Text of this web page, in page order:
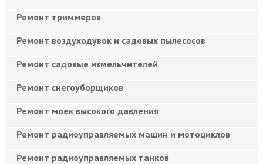
Ремонт триммеров
Ремонт воздуходувок и садовых пылесосов
Ремонт садовые измельчителей
Ремонт снегоуборщиков
Ремонт моек высокого давления
Ремонт радиоуправляемых машин и мотоциклов
Ремонт радиоуправляемых танков